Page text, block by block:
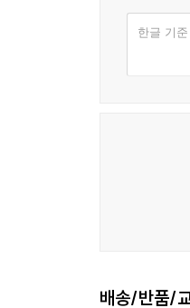
한글 기
배송/반품/